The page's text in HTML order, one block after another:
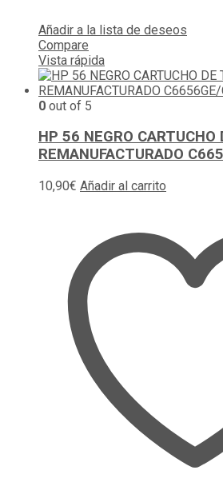
Añadir a la lista de deseos
Compare
Vista rápida
0 out of 5
HP 56 NEGRO CARTUCHO
REMANUFACTURADO
10,90€ Añadir al carrito